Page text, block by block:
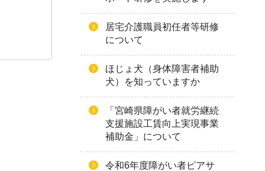
居宅介護職員初任者等研修
について
ほじょ犬（身体障害者補助
犬）を知っていますか
「宮崎県障がい者就労継続
支援施設工賃向上実現事業
補助金」について
令和6年度障がい者ピアサ